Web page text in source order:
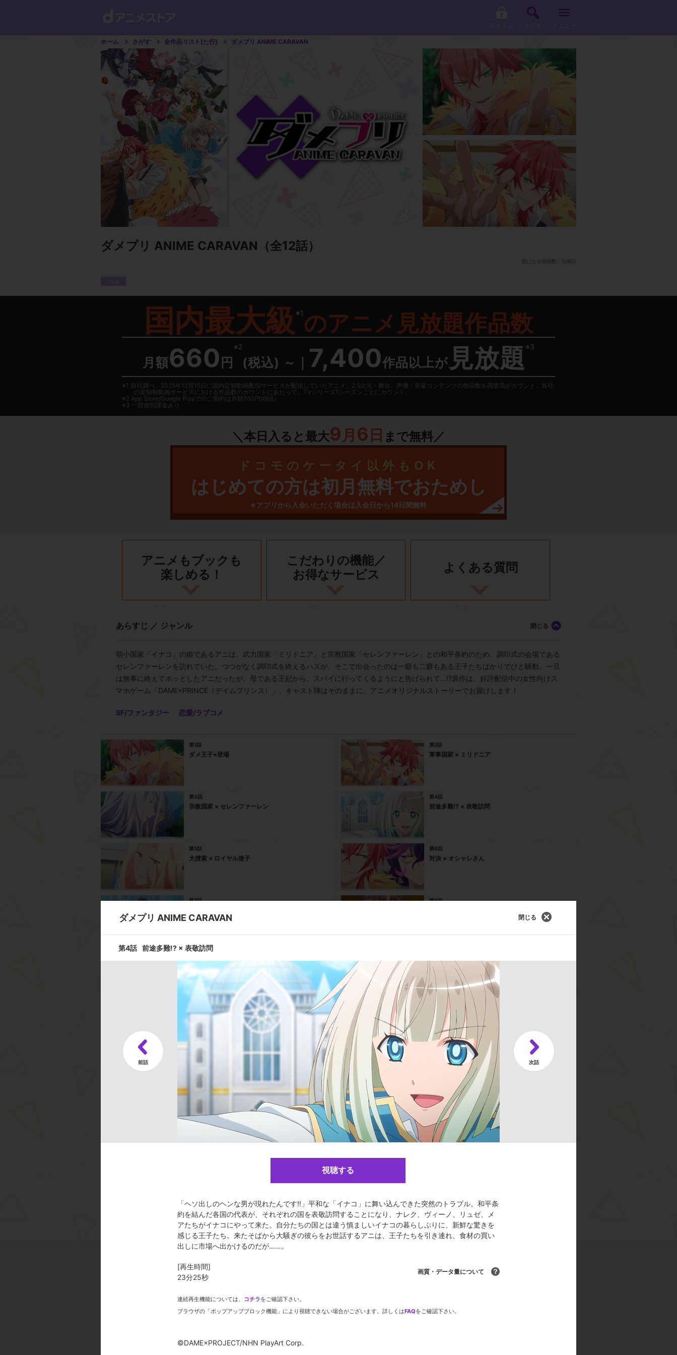
ホーム さがす 全作品リスト[た行] ダメプリ ANIME CARAVAN
ダメプリ ANIME CARAVAN （全12話）
気になる登録数： 12803
国内最大級 ※1 のアニメ見放題作品数
月額660 円
※2
(税込) ～ 7,400作品以上が 見放題 ※3
1 自社調べ。2025年12月15日に国内定額動画配信サービスが配信していたアニメ、2.5次元・舞台、声優・音楽コンテンツの作品数を調査員がカウント。各社
の定額制動画サービスにおける作品数のカウントにあたって、TVシリーズ1シーズンごとにカウント。
2 App Store/Google Playでのご契約は月額760円(税込)
3 一部個別課金あり
＼本日入ると最大9月 6 日 まで無料／
ドコモのケータイ以外もOK
はじめての方は初月無料でおためし
※アプリから入会いただく場合は入会日から14日間無料
アニメもブックも
楽しめる！
こだわりの機能／
お得なサービス
よくある質問
あらすじ ／ ジャンル
弱小国家「イナコ」の姫であるアニは、武力国家「ミリドニア」と宗教国家「セレンファーレン」との和平条約のため、調印式の会場である
セレンファーレンを訪れていた。つつがなく調印式を終えるハズが、そこで出会ったのは一癖も二癖もある王子たちばかりでひと騒動。一旦
は無事に終えてホッとしたアニだったが、母である王妃から、スパイに行ってくるようにと告げられて…!?原作は、好評配信中の女性向けス
マホゲーム「DAME×PRINCE（デイムプリンス）」。キャスト陣はそのままに、アニメオリジナルストーリーでお届けします！
SF/ファンタジー 恋愛/ラブコメ
第1話
ダメ王子×登場
第2話
軍事国家 × ミリドニア
第3話
宗教国家 × セレンファーレン
第4話
前途多難!? × 表敬訪問
第5話
大捜索 × ロイヤル迷子
第6話
対決 × オシャレさん
第7話 第8話
第9話
ラストダンス × 争奪戦 動乱 × ミリドニア
第11話
暗躍 × セレンファーレン
第12話
決着！ × ダメ王子​
キャスト ／ スタッフ
アニ:矢作 紗友里／ナレク:石川 界人／ヴィーノ:梅原 裕一郎／リュゼ:斉藤 壮馬／メア:木村 良平／テオ:前野 智昭／リオット:武内 駿輔／クロ
ム:竹本 英史／グリまる:齋藤 彩夏 and more
[スタッフ]
デザイン:渡辺 るりこ／アニメーション制作:スタジオ フラッド／アニメーションプロデュース:AZクリエイティブ
©DAME×PROJECT/NHN PlayArt Corp.
今期アニメがいち早く見られる！
ダメプリ ANIME CARAVAN 閉じる
第4話 前途多難!? × 表敬訪問
視聴する
「ヘソ出しのヘンな男が現れたんです‼」平和な「イナコ」に舞い込んできた突然のトラブル。和平条
約を結んだ各国の代表が、それぞれの国を表敬訪問することになり、ナレク、ヴィーノ、リュゼ、メ
アたちがイナコにやって来た。自分たちの国とは違う慎ましいイナコの暮らしぶりに、新鮮な驚きを
感じる王子たち。来たそばから大騒ぎの彼らをお世話するアニは、王子たちを引き連れ、食材の買い
出しに市場へ出かけるのだが……。
[再生時間]
23分25秒
画質・データ量について
連続再生機能については、 コチラをご確認下さい。
ブラウザの「ポップアップブロック機能」により視聴できない場合がございます。詳しくはFAQをご確認下さい。
©DAME×PROJECT/NHN PlayArt Corp.